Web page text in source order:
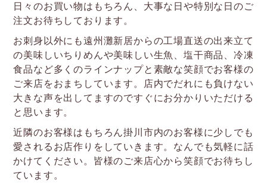
日々のお買い物はもちろん、大事な日や特別な日のご
注文お待ちしております。
お刺身以外にも遠州灘新居からの工場直送の出来立て
の美味しいちりめんや美味しい生魚、塩干商品、冷凍
食品など多くのラインナップと素敵な笑顔でお客様の
ご来店をおまちしています。店内でだれにも負けない
大きな声を出してますのですぐにお分かりいただける
と思います。
近隣のお客様はもちろん掛川市内のお客様に少しでも
愛されるお店作りをしていきます。なんでも気軽に話
かけてください。皆様のご来店心から笑顔でお待ちし
ています。